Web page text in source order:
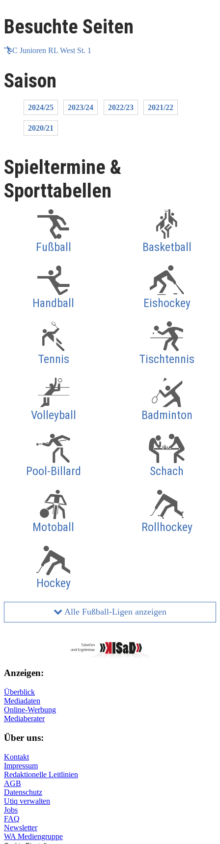
Besuchte Seiten
C Junioren RL West St. 1
Saison
2024/25 2023/24 2022/23 2021/22
2020/21
Spieltermine &
Sporttabellen
Fußball Basketball
Handball Eishockey
Tennis Tischtennis
Volleyball Badminton
Pool-Billard Schach
Motoball Rollhockey
Hockey
Alle Fußball-Ligen anzeigen
Anzeigen:
Überblick
Mediadaten
Online-Werbung
Mediaberater
Über uns:
Kontakt
Impressum
Redaktionelle Leitlinien
AGB
Datenschutz
Utiq verwalten
Jobs
FAQ
Newsletter
WA Mediengruppe